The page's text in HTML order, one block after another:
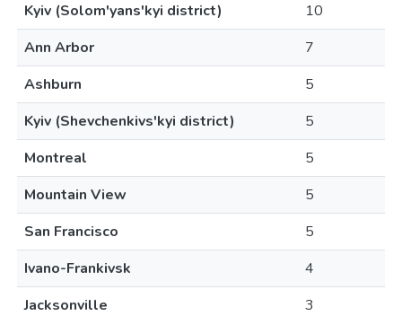
Kyiv (Solom'yans'kyi district)
10
Ann Arbor
7
Ashburn
5
Kyiv (Shevchenkivs'kyi district)
5
Montreal
5
Mountain View
5
San Francisco
5
Ivano-Frankivsk
4
Jacksonville
3